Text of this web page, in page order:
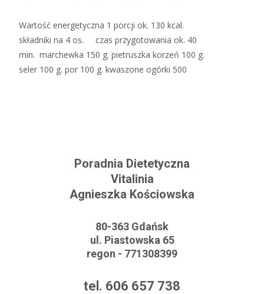
Wartość energetyczna 1 porcji ok. 130 kcal.
składniki na 4 os. czas przygotowania ok. 40
min. marchewka 150 g. pietruszka korzeń 100 g.
seler 100 g. por 100 g. kwaszone ogórki 500
Poradnia Dietetyczna
Vitalinia
Agnieszka Kościowska
80-363 Gdańsk
ul. Piastowska 65
regon - 771308399
tel. 606 657 738